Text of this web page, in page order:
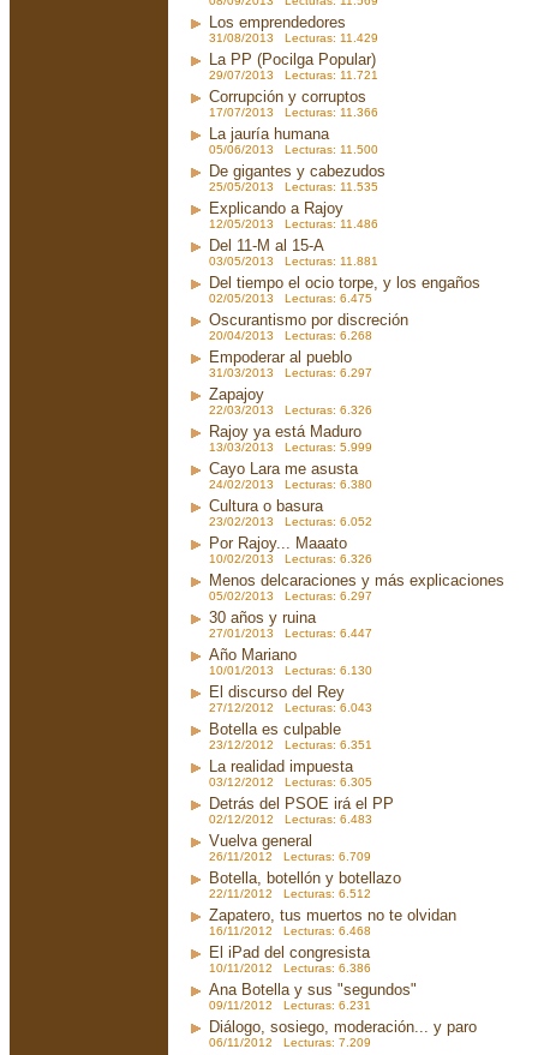
Los emprendedores
31/08/2013 Lecturas: 11.429
La PP (Pocilga Popular)
29/07/2013 Lecturas: 11.721
Corrupción y corruptos
17/07/2013 Lecturas: 11.366
La jauría humana
05/06/2013 Lecturas: 11.500
De gigantes y cabezudos
25/05/2013 Lecturas: 11.535
Explicando a Rajoy
12/05/2013 Lecturas: 11.486
Del 11-M al 15-A
03/05/2013 Lecturas: 11.881
Del tiempo el ocio torpe, y los engaños
02/05/2013 Lecturas: 6.475
Oscurantismo por discreción
20/04/2013 Lecturas: 6.268
Empoderar al pueblo
31/03/2013 Lecturas: 6.297
Zapajoy
22/03/2013 Lecturas: 6.326
Rajoy ya está Maduro
13/03/2013 Lecturas: 5.999
Cayo Lara me asusta
24/02/2013 Lecturas: 6.380
Cultura o basura
23/02/2013 Lecturas: 6.052
Por Rajoy... Maaato
10/02/2013 Lecturas: 6.326
Menos delcaraciones y más explicaciones
05/02/2013 Lecturas: 6.297
30 años y ruina
27/01/2013 Lecturas: 6.447
Año Mariano
10/01/2013 Lecturas: 6.130
El discurso del Rey
27/12/2012 Lecturas: 6.043
Botella es culpable
23/12/2012 Lecturas: 6.351
La realidad impuesta
03/12/2012 Lecturas: 6.305
Detrás del PSOE irá el PP
02/12/2012 Lecturas: 6.483
Vuelva general
26/11/2012 Lecturas: 6.709
Botella, botellón y botellazo
22/11/2012 Lecturas: 6.512
Zapatero, tus muertos no te olvidan
16/11/2012 Lecturas: 6.468
El iPad del congresista
10/11/2012 Lecturas: 6.386
Ana Botella y sus "segundos"
09/11/2012 Lecturas: 6.231
Diálogo, sosiego, moderación... y paro
06/11/2012 Lecturas: 7.209